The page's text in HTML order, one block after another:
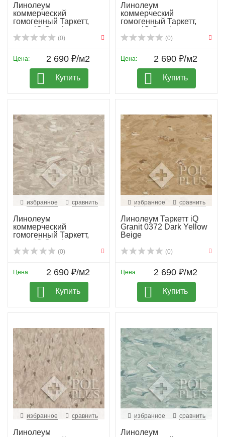
Линолеум
коммерческий
гомогенный Таркетт,
колл. iQ Granit...
(0)
Цена: 2 690 ₽/м2
Купить
Линолеум
коммерческий
гомогенный Таркетт,
колл. iQ Granit...
(0)
Цена: 2 690 ₽/м2
Купить
избранное сравнить
Линолеум
коммерческий
гомогенный Таркетт,
колл. iQ Granit...
(0)
Цена: 2 690 ₽/м2
Купить
избранное сравнить
Линолеум Таркетт iQ
Granit 0372 Dark Yellow
Beige
(0)
Цена: 2 690 ₽/м2
Купить
избранное сравнить
Линолеум
избранное сравнить
Линолеум